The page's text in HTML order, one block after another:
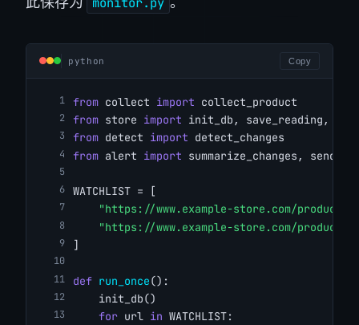
python Copy
from collect import collect_product
from store import init_db, save_reading,
from detect import detect_changes
from alert import summarize_changes,
WATCHLIST = [
"https://www.example-store.com/product/
"https://www.example-store.com/product/
]
def run_once():
    init_db()
for url in WATCHLIST: